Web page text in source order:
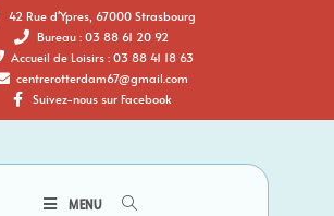
42 Rue d'Ypres, 67000 Strasbourg
Bureau : 03 88 61 20 92
Accueil de Loisirs : 03 88 41 18 63
centrerotterdam67@gmail.com
Suivez-nous sur Facebook
MENU